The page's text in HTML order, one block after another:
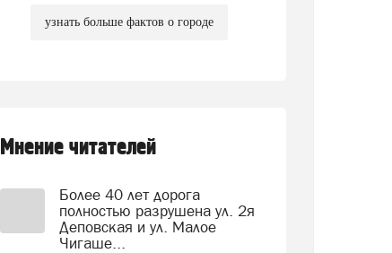
узнать больше фактов о городе
Мнение читателей
Более 40 лет дорога
полностью разрушена ул. 2я
Деповская и ул. Малое
Чигаше...